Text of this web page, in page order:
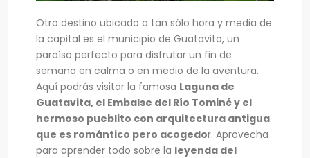
Otro destino ubicado a tan sólo hora y media de
la capital es el municipio de Guatavita, un
paraíso perfecto para disfrutar un fin de
semana en calma o en medio de la aventura.
Aquí podrás visitar la famosa Laguna de
Guatavita, el Embalse del Río Tominé y el
hermoso pueblito con arquitectura antigua
que es romántico pero acogedor. Aprovecha
para aprender todo sobre la leyenda del